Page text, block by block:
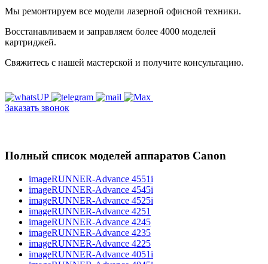
Мы ремонтируем все модели лазерной офисной техники.
Восстанавливаем и заправляем более 4000 моделей
картриджей.
Свяжитесь с нашей мастерской и получите консультацию.
Заказать звонок
Полный список моделей аппаратов Canon
imageRUNNER-Advance 4551i
imageRUNNER-Advance 4545i
imageRUNNER-Advance 4525i
imageRUNNER-Advance 4251
imageRUNNER-Advance 4245
imageRUNNER-Advance 4235
imageRUNNER-Advance 4225
imageRUNNER-Advance 4051i